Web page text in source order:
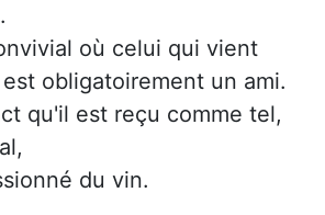
où celui qui vient
obligatoirement un ami.
qu'il est reçu comme tel,
du vin.